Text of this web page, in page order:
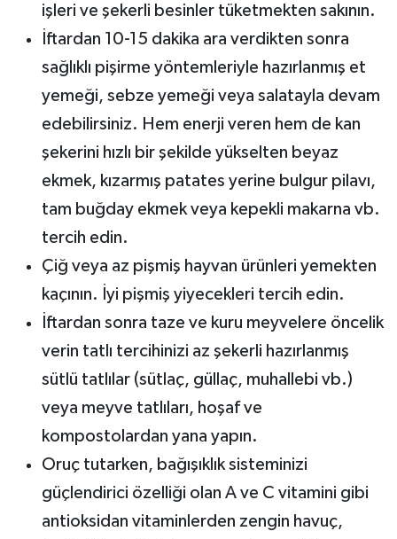
işleri ve şekerli besinler tüketmekten sakının.
İftardan 10-15 dakika ara verdikten sonra
sağlıklı pişirme yöntemleriyle hazırlanmış et
yemeği, sebze yemeği veya salatayla devam
edebilirsiniz. Hem enerji veren hem de kan
şekerini hızlı bir şekilde yükselten beyaz
ekmek, kızarmış patates yerine bulgur pilavı,
tam buğday ekmek veya kepekli makarna vb.
tercih edin.
Çiğ veya az pişmiş hayvan ürünleri yemekten
kaçının. İyi pişmiş yiyecekleri tercih edin.
İftardan sonra taze ve kuru meyvelere öncelik
verin tatlı tercihinizi az şekerli hazırlanmış
sütlü tatlılar (sütlaç, güllaç, muhallebi vb.)
veya meyve tatlıları, hoşaf ve
kompostolardan yana yapın.
Oruç tutarken, bağışıklık sisteminizi
güçlendirici özelliği olan A ve C vitamini gibi
antioksidan vitaminlerden zengin havuç,